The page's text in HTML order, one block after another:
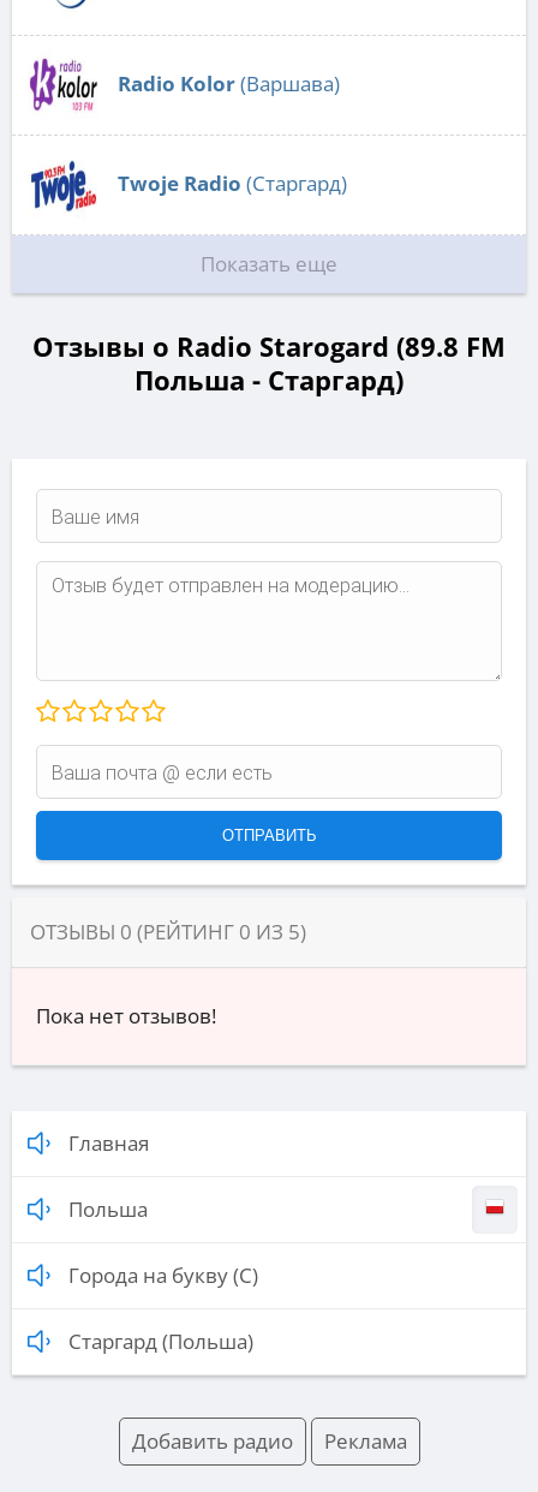
Radio Kolor(Варшава)
Twoje Radio (Старгард)
Показать еще
Отзывы о Radio Starogard (89.8 FM
Польша - Старгард)
ОТЗЫВЫ 0 (РЕЙТИНГ 0 ИЗ 5)
Пока нет отзывов!
Главная
Польша
Города на букву (С)
Старгард (Польша)
Добавить радио Реклама